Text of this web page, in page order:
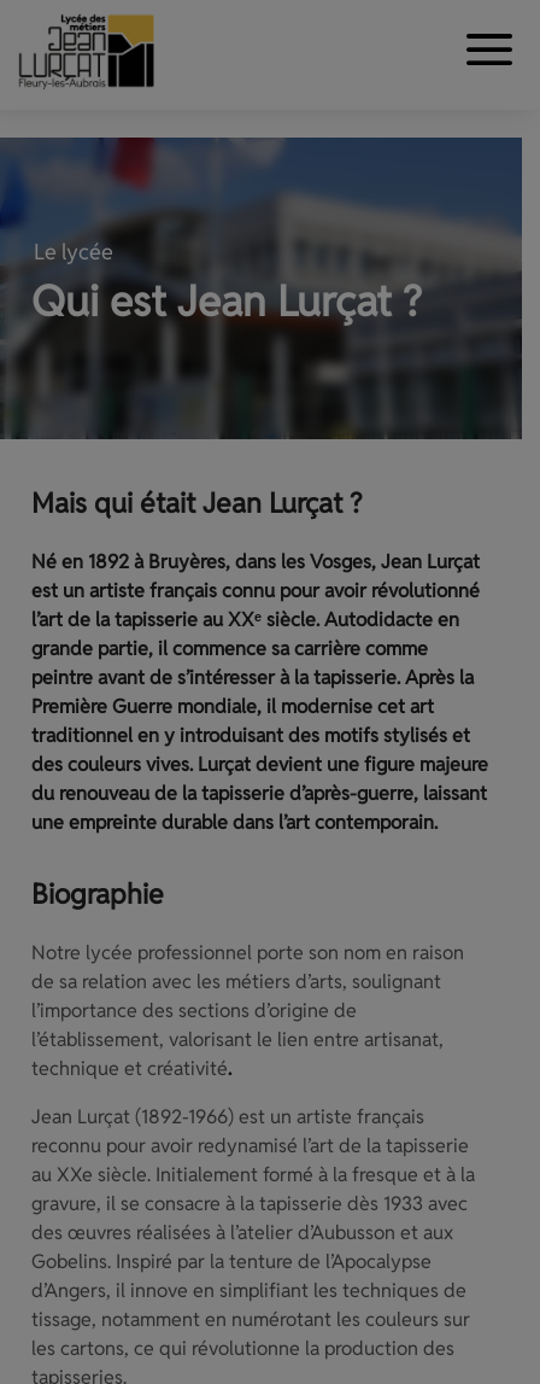
Aller au contenu
Le lycée
Qui est Jean Lurçat ?
Mais qui était Jean Lurçat ?
Né en 1892 à Bruyères, dans les Vosges, Jean Lurçat
est un artiste français connu pour avoir révolutionné
l’art de la tapisserie au XXᵉ siècle. Autodidacte en
grande partie, il commence sa carrière comme
peintre avant de s’intéresser à la tapisserie. Après la
Première Guerre mondiale, il modernise cet art
traditionnel en y introduisant des motifs stylisés et
des couleurs vives. Lurçat devient une figure majeure
du renouveau de la tapisserie d’après-guerre, laissant
une empreinte durable dans l’art contemporain.
Biographie
Notre lycée professionnel porte son nom en raison
de sa relation avec les métiers d’arts, soulignant
l’importance des sections d’origine de
l’établissement, valorisant le lien entre artisanat,
technique et créativité.
Jean Lurçat (1892-1966) est un artiste français
reconnu pour avoir redynamisé l’art de la tapisserie
au XXe siècle. Initialement formé à la fresque et à la
gravure, il se consacre à la tapisserie dès 1933 avec
des œuvres réalisées à l’atelier d’Aubusson et aux
Gobelins. Inspiré par la tenture de l’Apocalypse
d’Angers, il innove en simplifiant les techniques de
tissage, notamment en numérotant les couleurs sur
les cartons, ce qui révolutionne la production des
tapisseries.
Panneau de gestion des cookies